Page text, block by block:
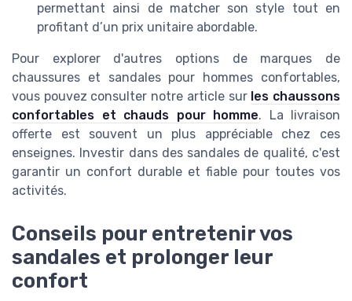
permettant ainsi de matcher son style tout en
profitant d’un prix unitaire abordable.
Pour explorer d'autres options de marques de
chaussures et sandales pour hommes confortables,
vous pouvez consulter notre article sur les chaussons
confortables et chauds pour homme. La livraison
offerte est souvent un plus appréciable chez ces
enseignes. Investir dans des sandales de qualité, c'est
garantir un confort durable et fiable pour toutes vos
activités.
Conseils pour entretenir vos
sandales et prolonger leur
confort